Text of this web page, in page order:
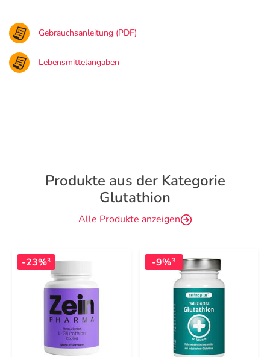
Gebrauchsanleitung (PDF)
Lebensmittelangaben
Produkte aus der Kategorie
Glutathion
Alle Produkte anzeigen
-23%3 -9%3